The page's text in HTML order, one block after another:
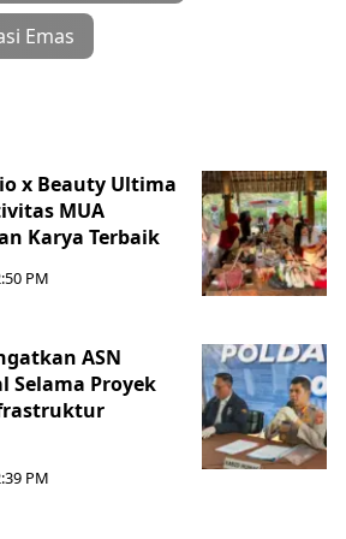
Emas
x Beauty Ultima
MUA
Karya Terbaik
PM
ASN
Selama Proyek
PM